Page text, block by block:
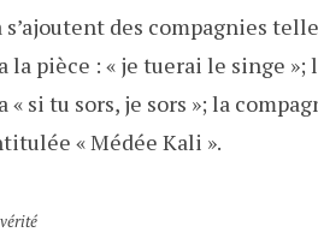
des compagnies
la pièce : « je tuerai le singe
« si tu sors, je sors »; la
« Médée Kali ».